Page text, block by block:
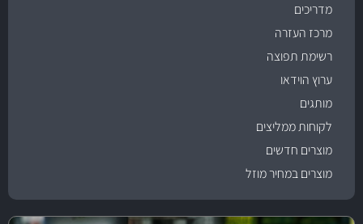
מדריכים
מרכז העזרה
רשימת תפוצה
ערוץ הוידאו
מותגים
לקוחות ממליצים
מוצרים חדשים
מוצרים במחיר מוזל